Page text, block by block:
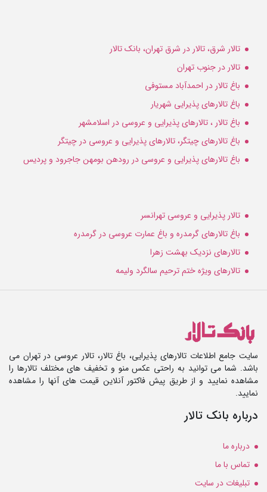
تالار شرق، تالار در شرق تهران، بانک تالار
تالار در جنوب تهران
باغ تالار در احمدآباد مستوفی
باغ تالارهای پذیرایی شهریار
باغ تالار ، تالارهای پذیرایی و عروسی در اسلامشهر
باغ تالارهای چیتگر، تالارهای پذیرایی و عروسی در چیتگر
باغ تالارهای پذیرایی و عروسی در رودهن بومهن جاجرود و پردیس
تالار پذیرایی و عروسی تهرانسر
باغ تالارهای گرمدره و باغ عمارت عروسی در گرمدره
تالارهای نزدیک بهشت زهرا
تالارهای ویژه ختم ترحیم سالگرد ولیمه
سایت جامع اطلاعات تالارهای پذیرایی، باغ تالار، تالار عروسی در تهران می
باشد. شما می توانید به راحتی عکس منو و تخفیف های مختلف تالارها را
مشاهده نمایید و از طریق پیش فاکتور آنلاین قیمت های آنها را مشاهده
نمایید.
درباره بانک تالار
درباره ما
تماس با ما
تبلیغات در سایت